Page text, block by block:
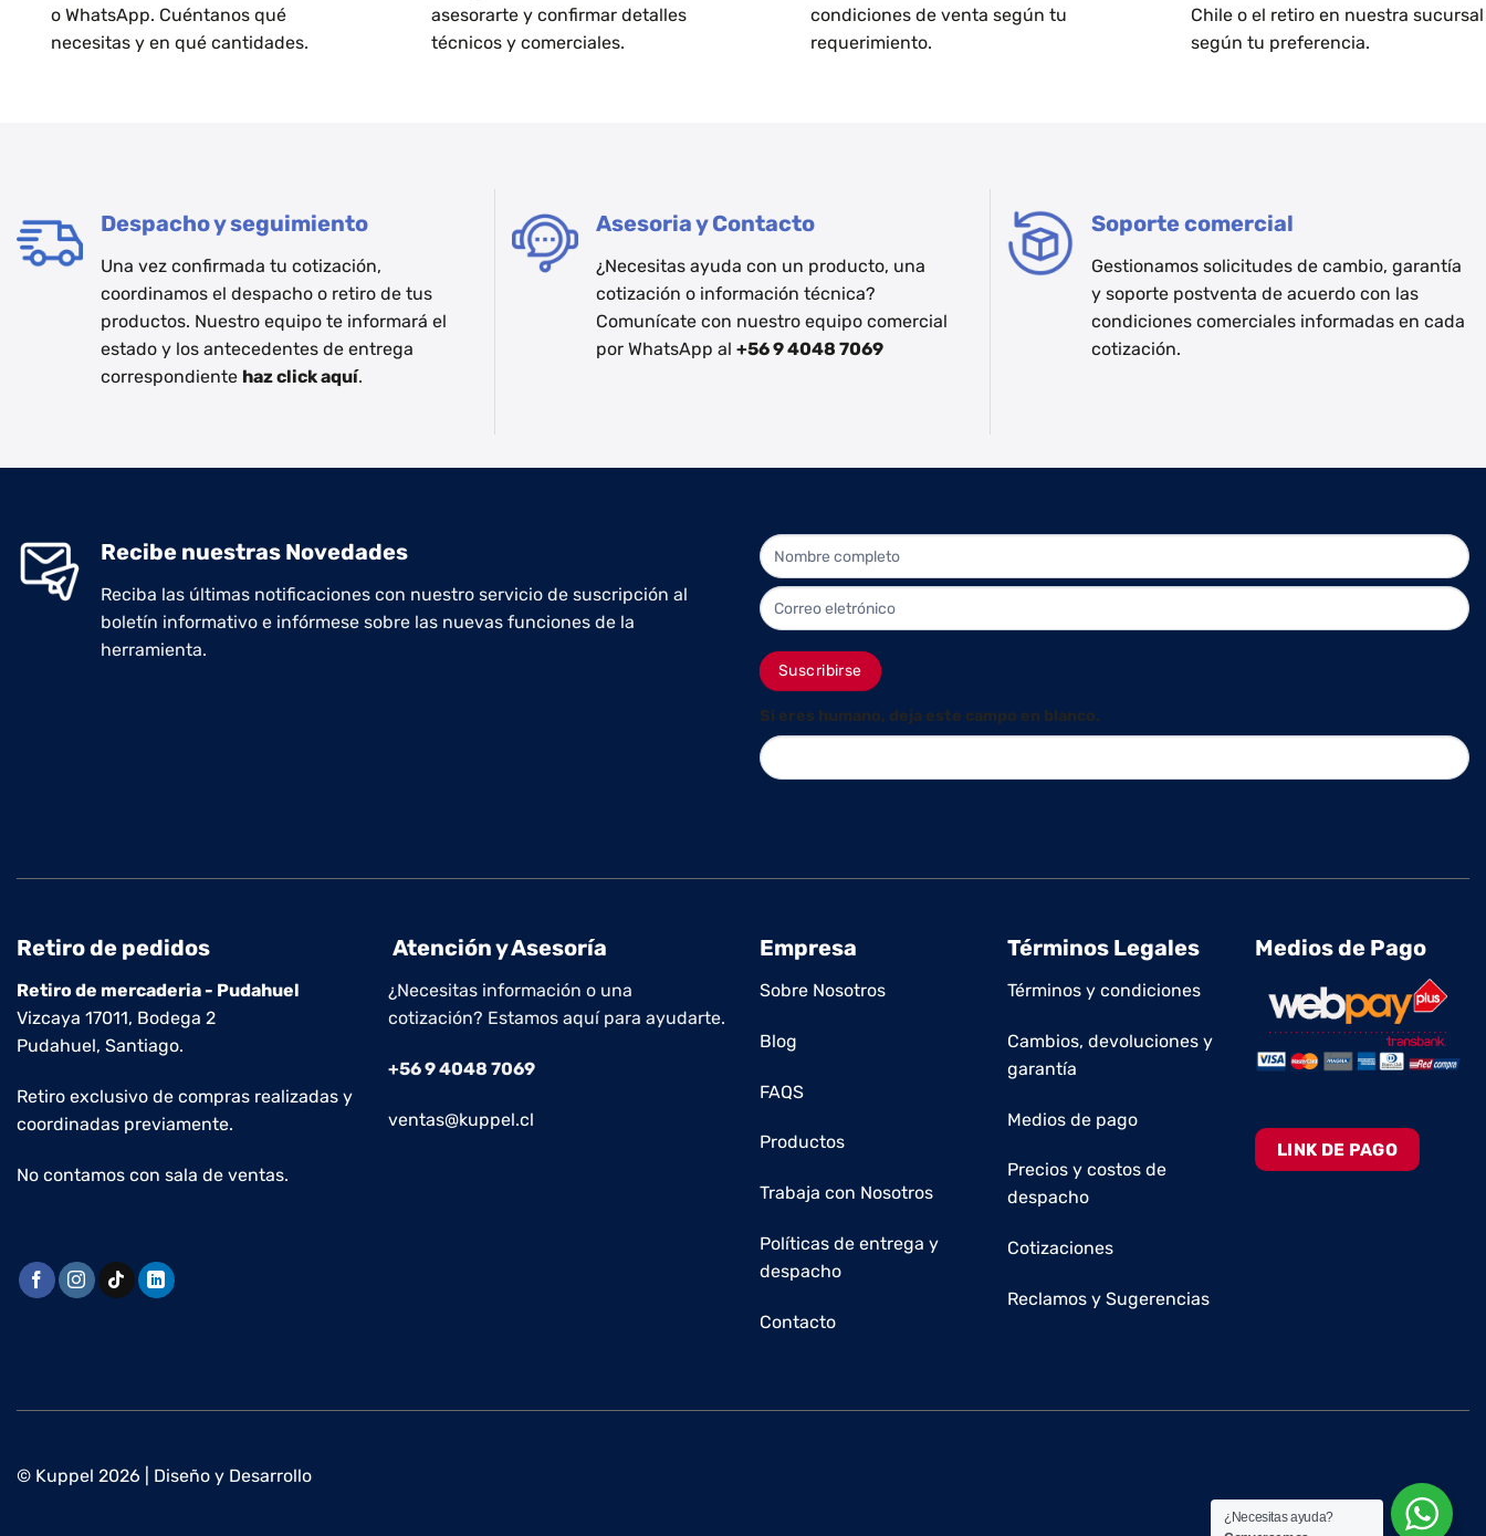
o WhatsApp. Cuéntanos qué
necesitas y en qué cantidades.
asesorarte y confirmar detalles
técnicos y comerciales.
condiciones de venta según tu
requerimiento.
Chile o el retiro en nuestra sucursal
según tu preferencia.
Despacho y seguimiento
Una vez confirmada tu cotización,
coordinamos el despacho o retiro de tus
productos. Nuestro equipo te informará el
estado y los antecedentes de entrega
correspondiente haz click aquí.
Asesoria y Contacto
¿Necesitas ayuda con un producto, una
cotización o información técnica?
Comunícate con nuestro equipo comercial
por WhatsApp al +56 9 4048 7069
Soporte comercial
Gestionamos solicitudes de cambio, garantía
y soporte postventa de acuerdo con las
condiciones comerciales informadas en cada
cotización.
Recibe nuestras Novedades
Reciba las últimas notificaciones con nuestro servicio de suscripción al
boletín informativo e infórmese sobre las nuevas funciones de la
herramienta.
NEWLETTER
Suscribirse
Si eres humano, deja este campo en blanco.
Retiro de pedidos
Retiro de mercaderia - Pudahuel
Vizcaya 17011, Bodega 2
Pudahuel, Santiago.
Retiro exclusivo de compras realizadas y
coordinadas previamente.
No contamos con sala de ventas.
Atención y Asesoría
¿Necesitas información o una
cotización? Estamos aquí para ayudarte.
+56 9 4048 7069
ventas@kuppel.cl
Empresa
Sobre Nosotros
Blog
FAQS
Productos
Trabaja con Nosotros
Políticas de entrega y
despacho
Contacto
Términos Legales
Términos y condiciones
Cambios, devoluciones y
garantía
Medios de pago
Precios y costos de
despacho
Cotizaciones
Reclamos y Sugerencias
Medios de Pago
LINK DE PAGO
© Kuppel 2026 | Diseño y Desarrollo
¿Necesitas ayuda?